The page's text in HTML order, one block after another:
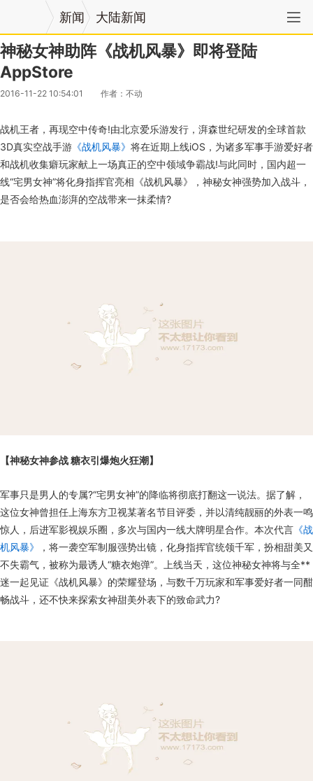
新闻 大陆新闻
神秘女神助阵《战机风暴》即将登陆
AppStore
2016-11-22 10:54:01 作者：不动
战机王者，再现空中传奇!由北京爱乐游发行，湃森世纪研发的全球首款
3D真实空战手游 《战机风暴》 将在近期上线iOS，为诸多军事手游爱好者
和战机收集癖玩家献上一场真正的空中领域争霸战!与此同时，国内超一
线“宅男女神”将化身指挥官亮相《战机风暴》，神秘女神强势加入战斗，
是否会给热血澎湃的空战带来一抹柔情?
【神秘女神参战 糖衣引爆炮火狂潮】
军事只是男人的专属?“宅男女神”的降临将彻底打翻这一说法。据了解，
这位女神曾担任上海东方卫视某著名节目评委，并以清纯靓丽的外表一鸣
惊人，后进军影视娱乐圈，多次与国内一线大牌明星合作。本次代言 《战
机风暴》
，将一袭空军制服强势出镜，化身指挥官统领千军，扮相甜美又
不失霸气，被称为最诱人“糖衣炮弹”。上线当天，这位神秘女神将与全**
迷一起见证《战机风暴》的荣耀登场，与数千万玩家和军事爱好者一同酣
畅战斗，还不快来探索女神甜美外表下的致命武力?